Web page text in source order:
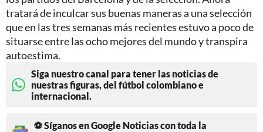
tratará de inculcar sus buenas maneras a una selección
que en las tres semanas más recientes estuvo a poco de
situarse entre las ocho mejores del mundo y transpira
autoestima.
Siga nuestro canal para tener las noticias de
nuestras figuras, del fútbol colombiano e
internacional.
⚽ Síganos en Google Noticias con toda la